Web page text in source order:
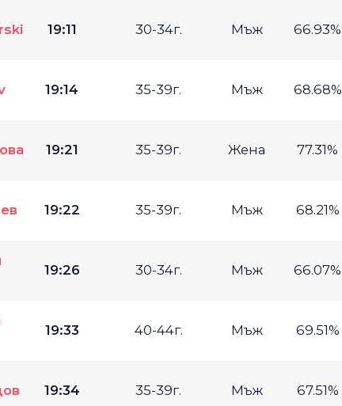
19:11 30-34г. Мъж 66.93%
19:14 35-39г. Мъж 68.68%
19:21 35-39г. Жена 77.31%
19:22 35-39г. Мъж 68.21%
19:26 30-34г. Мъж 66.07%
19:33 40-44г. Мъж 69.51%
19:34 35-39г. Мъж 67.51%